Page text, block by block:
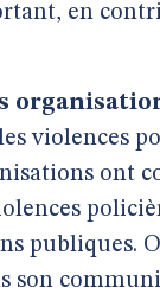
en
violences
ont
publiques.
son